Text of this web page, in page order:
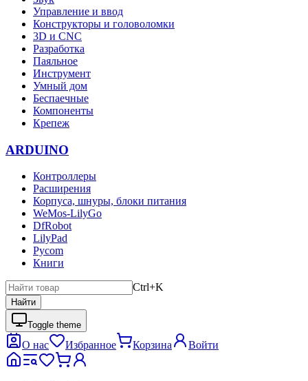
Управление и ввод
Конструкторы и головоломки
3D и CNC
Разработка
Паяльное
Инструмент
Умный дом
Беспаечные
Компоненты
Крепеж
ARDUINO
Контроллеры
Расширения
Корпуса, шнуры, блоки питания
WeMos-LilyGo
DfRobot
LilyPad
Pycom
Книги
Ctrl+K
Найти
Toggle theme
О нас Избранное Корзина Войти